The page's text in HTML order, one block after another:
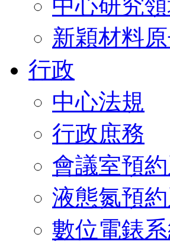
中心研究
新穎材料
行政
中心法規
行政庶務
會議室預
液態氮預
數位電錶